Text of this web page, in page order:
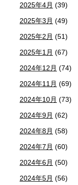
2025年4月 (39)
2025年3月 (49)
2025年2月 (51)
2025年1月 (67)
2024年12月 (74)
2024年11月 (69)
2024年10月 (73)
2024年9月 (62)
2024年8月 (58)
2024年7月 (60)
2024年6月 (50)
2024年5月 (56)